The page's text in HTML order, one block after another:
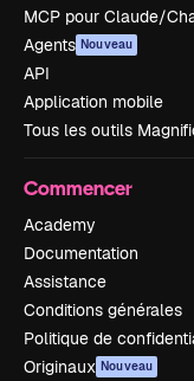
MCP pour Claude/
Agents Nouveau
API
Application mobile
Tous les outils
Commencer
Academy
Documentation
Assistance
Conditions générales
Politique de
Originaux Nouveau